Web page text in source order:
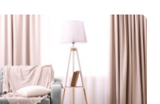
8 consejos